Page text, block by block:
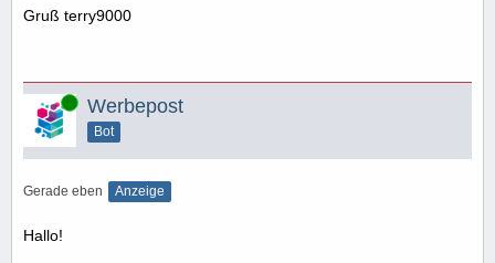
Gruß terry9000
Online Werbepost
Bot
Gerade eben Anzeige
Hallo!